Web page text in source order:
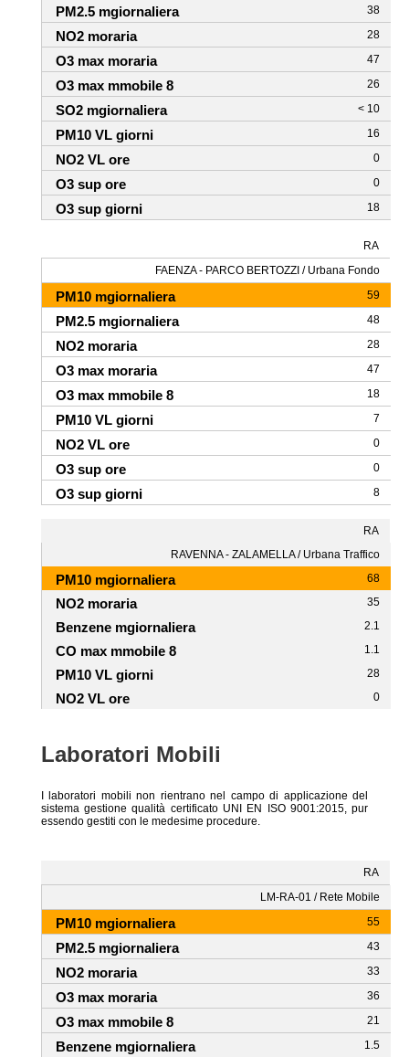
38
28
47
26
< 10
16
0
0
18
RA
FAENZA - PARCO BERTOZZI / Urbana Fondo
59
48
28
47
18
7
0
0
8
RA
RAVENNA - ZALAMELLA / Urbana Traffico
68
35
2.1
1.1
28
0
Laboratori Mobili
I laboratori mobili non rientrano nel campo di applicazione del
sistema gestione qualità certificato UNI EN ISO 9001:2015, pur
essendo gestiti con le medesime procedure.
RA
LM-RA-01 / Rete Mobile
55
43
33
36
21
1.5